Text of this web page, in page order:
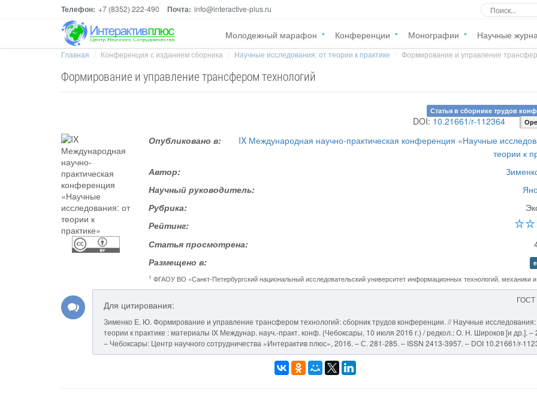
Телефон: +7 (8352) 222-490 Почта: info@interactive-plus.ru
Молодежный марафон Конференции Монографии Научные
Главная Конференция с изданием сборника Научные исследования: от теории к практике Формирование и управление
Формирование и управление трансфером технологий
Статья в сборнике трудов
DOI: 10.21661/r-112364
Опубликовано в:
IX Международная научно-практическая конференция «Научные
теории к
Автор:
Научный руководитель:
Рубрика:
Рейтинг:
Статья просмотрена:
Размещено в:
1 ФГАОУ ВО «Санкт-Петербургский национальный исследовательский университет информационных технологий, механики и
ГОСТ
Для цитирования:
Зименко Е. Ю. Формирование и управление трансфером технологий: сборник трудов конференции. // Научные исследования:
теории к практике : материалы IX Междунар. науч.-практ. конф. (Чебоксары, 10 июля 2016 г.) / редкол.: О. Н. Широков [и др.]. –
– Чебоксары: Центр научного сотрудничества «Интерактив плюс», 2016. – С. 281-285. – ISSN 2413-3957. – DOI 10.21661/r-